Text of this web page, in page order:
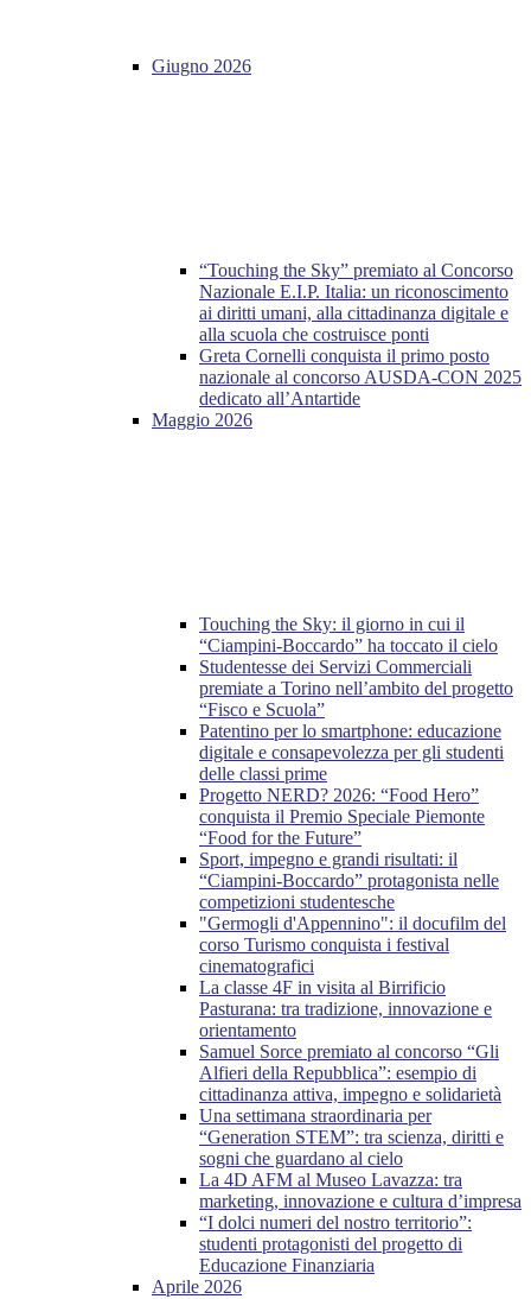
Giugno 2026
“Touching the Sky” premiato al Concorso
Nazionale E.I.P. Italia: un riconoscimento
ai diritti umani, alla cittadinanza digitale e
alla scuola che costruisce ponti
Greta Cornelli conquista il primo posto
nazionale al concorso AUSDA-CON 2025
dedicato all’Antartide
Maggio 2026
Touching the Sky: il giorno in cui il
“Ciampini-Boccardo” ha toccato il cielo
Studentesse dei Servizi Commerciali
premiate a Torino nell’ambito del progetto
“Fisco e Scuola”
Patentino per lo smartphone: educazione
digitale e consapevolezza per gli studenti
delle classi prime
Progetto NERD? 2026: “Food Hero”
conquista il Premio Speciale Piemonte
“Food for the Future”
Sport, impegno e grandi risultati: il
“Ciampini-Boccardo” protagonista nelle
competizioni studentesche
"Germogli d'Appennino": il docufilm del
corso Turismo conquista i festival
cinematografici
La classe 4F in visita al Birrificio
Pasturana: tra tradizione, innovazione e
orientamento
Samuel Sorce premiato al concorso “Gli
Alfieri della Repubblica”: esempio di
cittadinanza attiva, impegno e solidarietà
Una settimana straordinaria per
“Generation STEM”: tra scienza, diritti e
sogni che guardano al cielo
La 4D AFM al Museo Lavazza: tra
marketing, innovazione e cultura d’impresa
“I dolci numeri del nostro territorio”:
studenti protagonisti del progetto di
Educazione Finanziaria
Aprile 2026